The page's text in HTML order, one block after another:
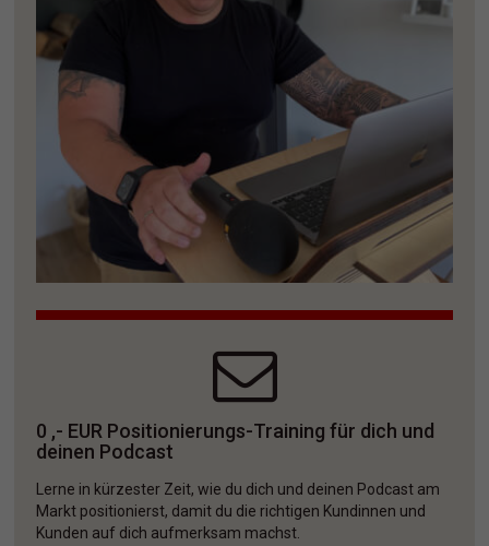
0 ,- EUR Positionierungs-Training für dich und
deinen Podcast
Lerne in kürzester Zeit, wie du dich und deinen Podcast am
Markt positionierst, damit du die richtigen Kundinnen und
Kunden auf dich aufmerksam machst.